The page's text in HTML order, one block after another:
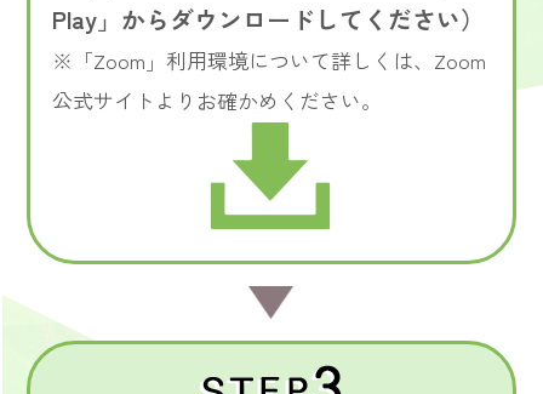
Play」からダウンロードしてください）
※「Zoom」利用環境について詳しくは、Zoom
公式サイトよりお確かめください。